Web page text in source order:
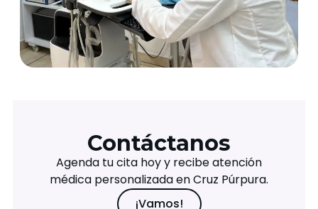
Contáctanos
Agenda tu cita hoy y recibe atención
médica personalizada en Cruz Púrpura.
¡Vamos!